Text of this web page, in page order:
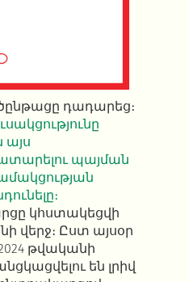
դադարեց։
պայման
կհստակեցվի
վերջ։ Ըստ այսօր
թվականի
են լրիվ